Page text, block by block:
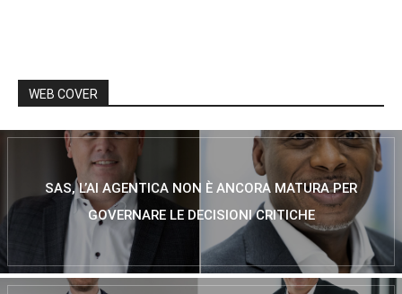
WEB COVER
SAS, L’AI AGENTICA NON È ANCORA MATURA PER
GOVERNARE LE DECISIONI CRITICHE